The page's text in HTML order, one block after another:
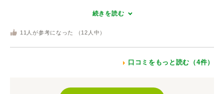
続きを読む
11 人が参考になった （ 12 人中）
口コミをもっと読む（4件）